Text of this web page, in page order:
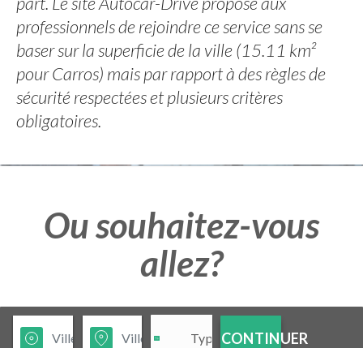
professionnels de rejoindre ce service sans se
baser sur la superficie de la ville (15.11 km²
pour Carros) mais par rapport à des règles de
sécurité respectées et plusieurs critères
obligatoires.
Ou souhaitez-vous
allez?
CONTINUER